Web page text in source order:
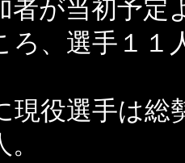
者が当初予定
ろ、選手１１
現役選手は総